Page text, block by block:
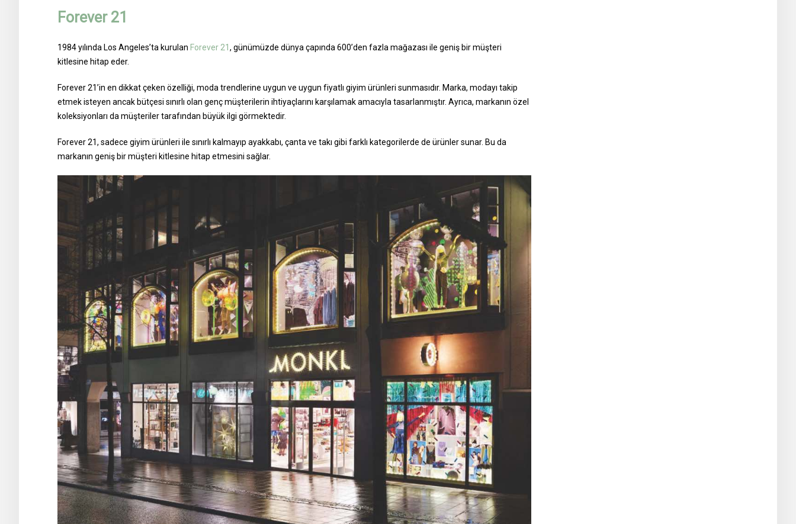
Forever 21
1984 yılında Los Angeles’ta kurulan Forever 21 , günümüzde dünya çapında 600’den fazla mağazası ile geniş bir müşteri
kitlesine hitap eder.
Forever 21’in en dikkat çeken özelliği, moda trendlerine uygun ve uygun fiyatlı giyim ürünleri sunmasıdır. Marka, modayı takip
etmek isteyen ancak bütçesi sınırlı olan genç müşterilerin ihtiyaçlarını karşılamak amacıyla tasarlanmıştır. Ayrıca, markanın özel
koleksiyonları da müşteriler tarafından büyük ilgi görmektedir.
Forever 21, sadece giyim ürünleri ile sınırlı kalmayıp ayakkabı, çanta ve takı gibi farklı kategorilerde de ürünler sunar. Bu da
markanın geniş bir müşteri kitlesine hitap etmesini sağlar.